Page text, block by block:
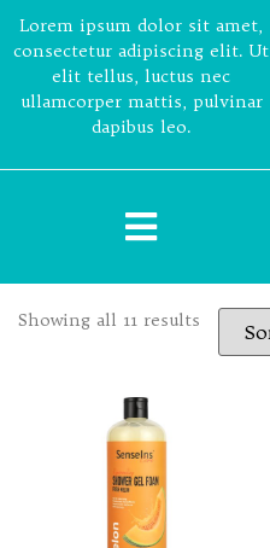
Lorem ipsum dolor sit amet,
consectetur adipiscing elit. Ut
elit tellus, luctus nec
ullamcorper mattis, pulvinar
dapibus leo.
Showing all 11 results